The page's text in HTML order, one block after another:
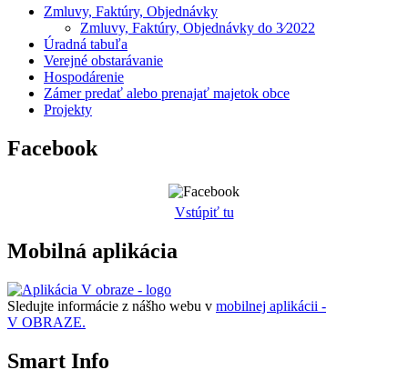
Zmluvy, Faktúry, Objednávky
Zmluvy, Faktúry, Objednávky do 3⁄2022
Úradná tabuľa
Verejné obstarávanie
Hospodárenie
Zámer predať alebo prenajať majetok obce
Projekty
Facebook
Vstúpiť tu
Mobilná aplikácia
Sledujte informácie z nášho webu v mobilnej aplikácii -
V OBRAZE.
Smart Info